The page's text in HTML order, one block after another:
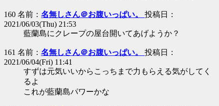
160 名前： 名無しさん＠お腹いっぱい。 投稿日：
2021/06/03(Thu) 21:53
藍蘭島にクレープの屋台開いてあげようか？
161 名前： 名無しさん＠お腹いっぱい。 投稿日：
2021/06/04(Fri) 11:41
すずは元気いいからこっちまで力もらえる気がしてく
るよ
これが藍蘭島パワーかな